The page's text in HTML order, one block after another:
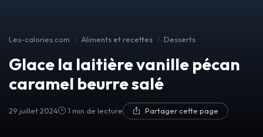
Les-calories.com Aliments et recettes Desserts
Glace la laitière vanille pécan
caramel beurre salé
29 juillet 2024 1 min de lecture Partager cette page